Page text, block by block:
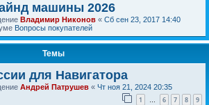
машины 2026
Владимир Никонов « Сб сен 23, 2017 14:40
Вопросы покупателей
Темы
для Навигатора
Андрей Патрушев « Чт ноя 21, 2024 20:35
1 … 6 7 8 9